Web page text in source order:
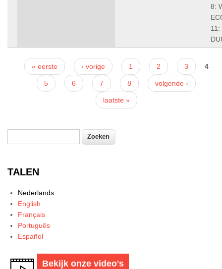
8:
11:
Pagina's
« eerste ‹ vorige 1 2 3 4
5 6 7 8 volgende ›
laatste »
TALEN
Nederlands
English
Français
Português
Español
Bekijk onze video's